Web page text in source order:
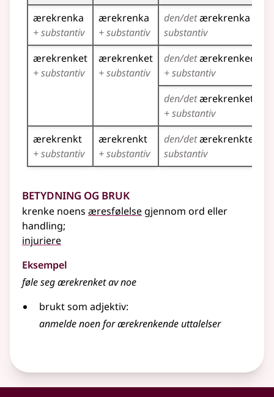
ærekrenka
+ substantiv
ærekrenka
+ substantiv
den/detærekrenka
substantiv
ærekrenket
+ substantiv
ærekrenket
+ substantiv
den/detærekrenkede
+ substantiv
den/detærekrenkete
+ substantiv
ærekrenkt
+ substantiv
ærekrenkt
+ substantiv
den/detærekrenkte
substantiv
Betydning og bruk
krenke noens æresfølelse gjennom ord eller
handling;
injuriere
Eksempel
føle seg ærekrenket av noe
brukt som adjektiv:
anmelde noen for ærekrenkende uttalelser